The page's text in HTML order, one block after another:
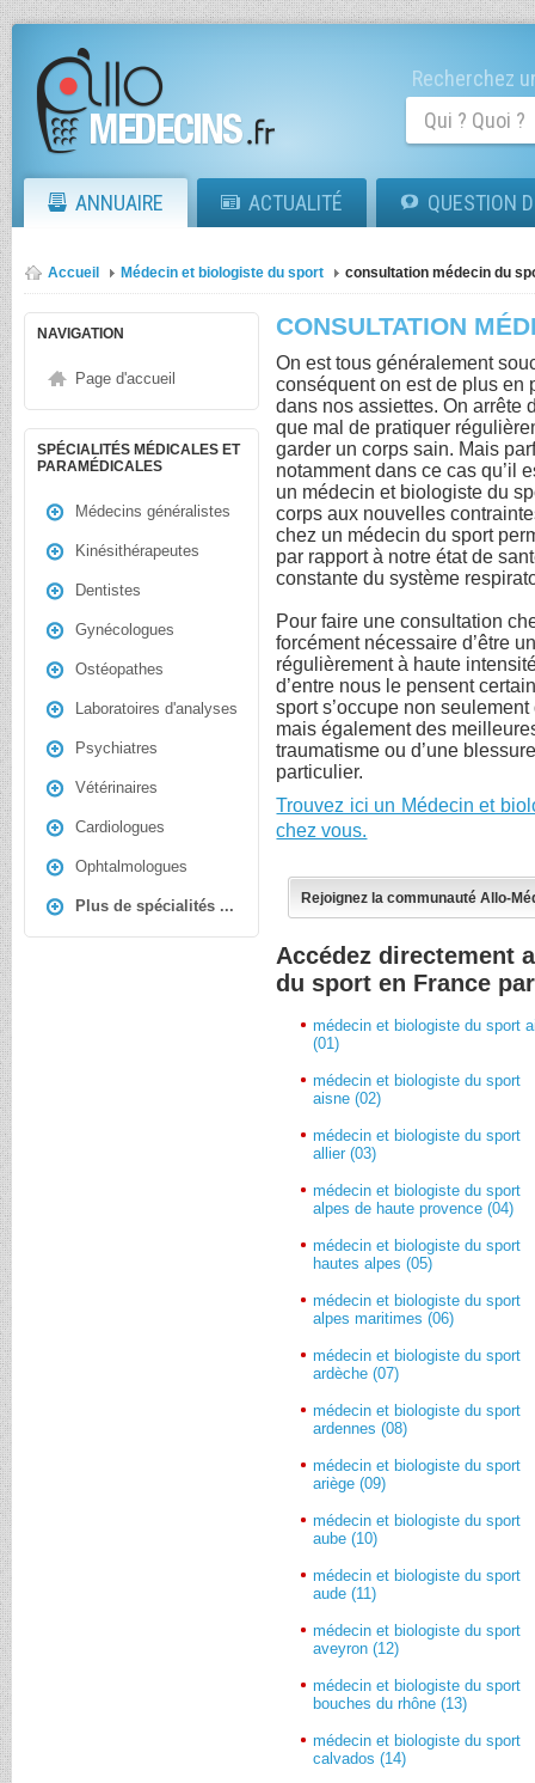
Recherchez
ANNUAIRE ACTUALITÉ QUESTION
Accueil Médecin et biologiste du sport consultation médecin du
NAVIGATION
Page d'accueil
SPÉCIALITÉS MÉDICALES ET
PARAMÉDICALES
Médecins généralistes
Kinésithérapeutes
Dentistes
Gynécologues
Ostéopathes
Laboratoires d'analyses
Psychiatres
Vétérinaires
Cardiologues
Ophtalmologues
Plus de spécialités ...
CONSULTATION
On est tous généralement
conséquent on est de plus en
dans nos assiettes. On arrête
que mal de pratiquer
garder un corps sain. Mais
notamment dans ce cas qu’il
un médecin et biologiste du
corps aux nouvelles
chez un médecin du sport
par rapport à notre état de
constante du système
Pour faire une consultation
forcément nécessaire d’être
régulièrement à haute
d’entre nous le pensent
sport s’occupe non
mais également des
traumatisme ou d’une
particulier.
Trouvez ici un Médecin et
chez vous.
Rejoignez la communauté Allo-
Accédez directement
du sport en France
médecin et biologiste du sport
(01)
médecin et biologiste du sport
aisne (02)
médecin et biologiste du sport
allier (03)
médecin et biologiste du sport
alpes de haute provence (04)
médecin et biologiste du sport
hautes alpes (05)
médecin et biologiste du sport
alpes maritimes (06)
médecin et biologiste du sport
ardèche (07)
médecin et biologiste du sport
ardennes (08)
médecin et biologiste du sport
ariège (09)
médecin et biologiste du sport
aube (10)
médecin et biologiste du sport
aude (11)
médecin et biologiste du sport
aveyron (12)
médecin et biologiste du sport
bouches du rhône (13)
médecin et biologiste du sport
calvados (14)